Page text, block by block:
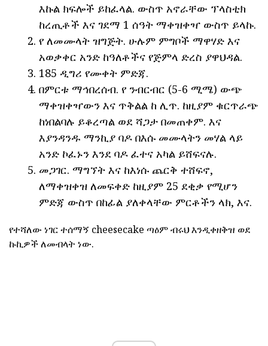
እኩል ክፍሎች ይከፈላል. ውስጥ አኖራቸው ፕላስቲክ
ከረጢቶች እና ገደማ 1 ሰዓት ማቀዝቀዣ ውስጥ ይላኩ.
የ ለመሙላት ዝግጅት. ሁሉም ምግቦች ማዋሃድ እና
አወቃቀር አንድ ከዓለቶችና የጅምላ ድረስ ያዋህዳል.
185 ዲግሪ የሙቀት ምድጃ.
በምርቱ ማኅበረሰብ. የ ንብርብር (5-6 ሚሜ) ውጭ
ማቀዝቀዣውን እና ጥቅልል ከ ሊጥ. ከዚያም ቁርጥራጭ
ከነበልባሉ ይቆረጣል ወደ ሻጋታ በመጠቀም. እና
እያንዳንዱ ማንኪያ ባዶ በእሱ መሙላትን መሃል ላይ
አንድ ኮፈኑን እንደ ባዶ ፈተና አካል ይሸፍናሉ.
መጋገር. ማግኘት እና ከእነሱ ጨርቅ ተሸፍኖ,
ለማቀዝቀዝ ለመፍቀድ ከዚያም 25 ደቂቃ የሚሆን
ምድጃ ውስጥ በከፊል ያለቀላቸው ምርቶችን ላክ, እና.
የተሻለው ነገር ተሰማኝ cheesecake ጣዕም ብሩህ እንዲቀዘቅዝ ወደ
ኩኪዎች ለመብላት ነው.